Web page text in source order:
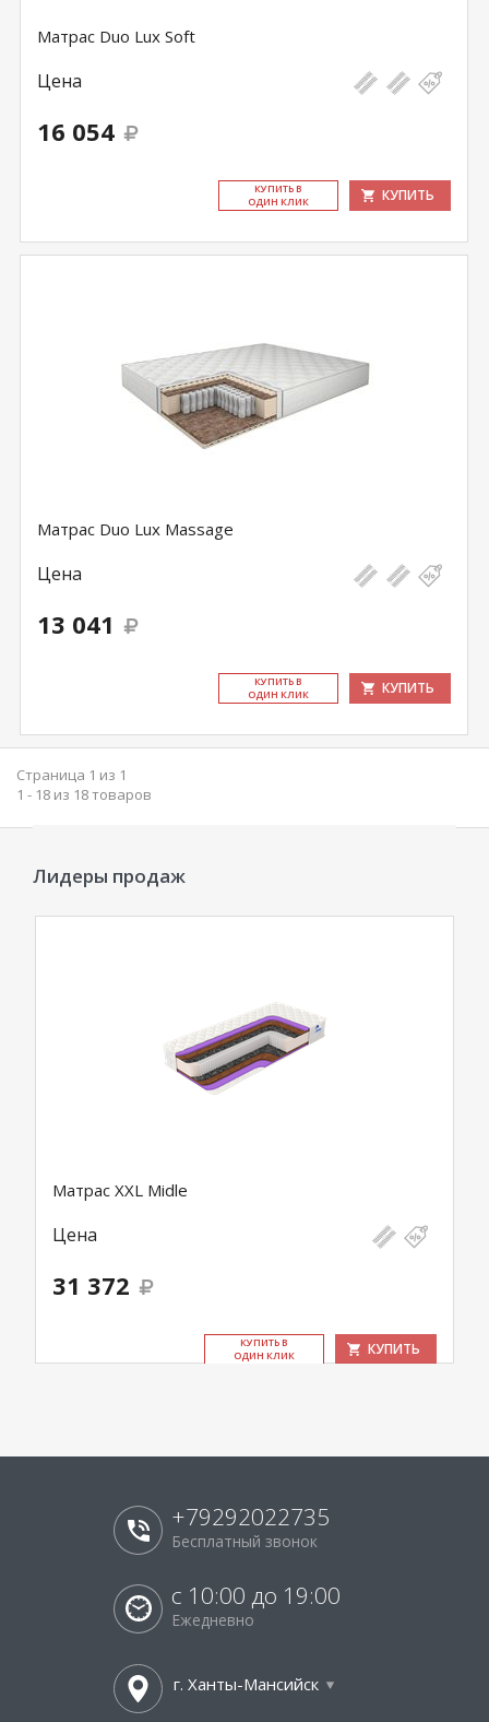
Матрас Duo Lux Soft
Цена
16 054
КУ­ПИТЬ В
ОДИН КЛИК
КУПИТЬ
Матрас Duo Lux Massage
Цена
13 041
КУ­ПИТЬ В
ОДИН КЛИК
КУПИТЬ
Страница 1 из 1
1 - 18 из 18 товаров
Лидеры продаж
Матрас XXL Midle
Цена
31 372
КУ­ПИТЬ В
ОДИН КЛИК
КУПИТЬ
+79292022735
Бесплатный звонок
с 10:00 до 19:00
Ежедневно
г. Ханты-Мансийск